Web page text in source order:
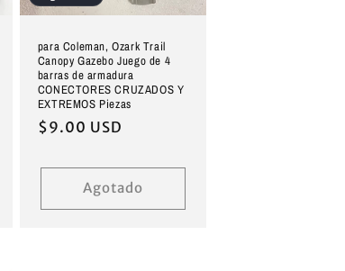
para Coleman, Ozark Trail
Canopy Gazebo Juego de 4
barras de armadura
CONECTORES CRUZADOS Y
EXTREMOS Piezas
Precio
$9.00 USD
Agotado